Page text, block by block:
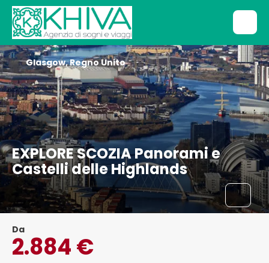
EXPLORE SCOZIA Panorami e
Castelli delle Highlands
Glasgow, Regno Unito
Da
2.884 €